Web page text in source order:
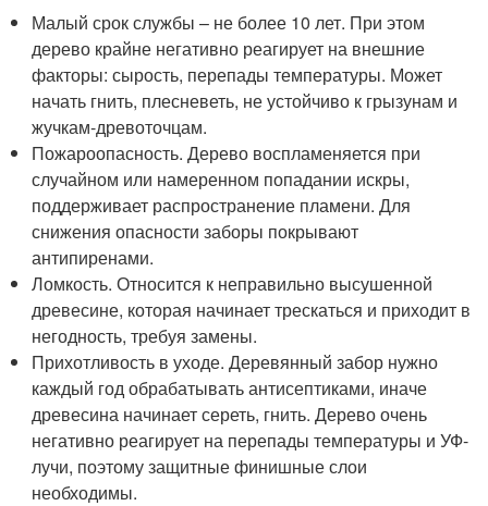
Малый срок службы – не более 10 лет. При этом
дерево крайне негативно реагирует на внешние
факторы: сырость, перепады температуры. Может
начать гнить, плесневеть, не устойчиво к грызунам и
жучкам-древоточцам.
Пожароопасность. Дерево воспламеняется при
случайном или намеренном попадании искры,
поддерживает распространение пламени. Для
снижения опасности заборы покрывают
антипиренами.
Ломкость. Относится к неправильно высушенной
древесине, которая начинает трескаться и приходит в
негодность, требуя замены.
Прихотливость в уходе. Деревянный забор нужно
каждый год обрабатывать антисептиками, иначе
древесина начинает сереть, гнить. Дерево очень
негативно реагирует на перепады температуры и УФ-
лучи, поэтому защитные финишные слои
необходимы.